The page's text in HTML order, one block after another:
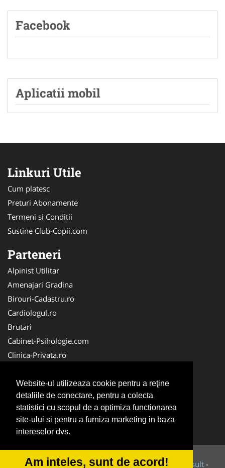
Website-ul utilizeaza cookie pentru a reţine
detaliile de conectare, pentru a colecta
statistici cu scopul de a optimiza functionarea
site-ului si pentru a furniza marketing in baza
intereselor dvs.
Am inteles, sunt de acord!
Facebook
Aplicatii mobil
Linkuri Utile
Cum platesc
Preturi Abonamente
Termeni si Conditii
Sustine Club-Copii.com
Parteneri
Alpinist Utilitar
Amenajari Gradina
Birouri-Cadastru.ro
Cardiologul.ro
Brutari
Cabinet-Psihologie.com
Clinica-Privata.ro
Cabinet-Individual.ro
CentruInchirieri.ro
Echipamente Romania
MedicAcupunctura.ro
© 2014-2026 Powered byVilonMedia&Tokaido Consult -